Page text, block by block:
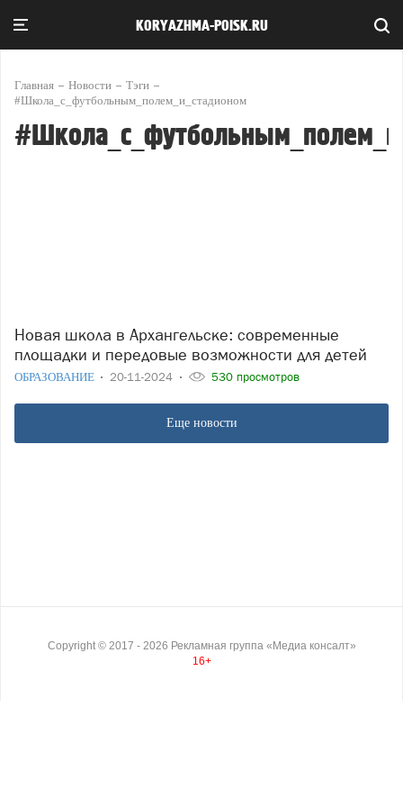
KORYAZHMA-POISK.RU
Главная Новости
Тэги
#Школа_с_футбольным_полем_и_стадионом
Новая школа в Архангельске: современные
площадки и передовые возможности для детей
ОБРАЗОВАНИЕ 20-11-2024 530 просмотров
Еще новости
Copyright © 2017 - 2026 Рекламная группа «Медиа консалт»
16+